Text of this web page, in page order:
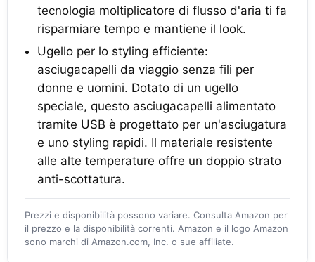
tecnologia moltiplicatore di flusso d'aria ti fa
risparmiare tempo e mantiene il look.
Ugello per lo styling efficiente:
asciugacapelli da viaggio senza fili per
donne e uomini. Dotato di un ugello
speciale, questo asciugacapelli alimentato
tramite USB è progettato per un'asciugatura
e uno styling rapidi. Il materiale resistente
alle alte temperature offre un doppio strato
anti-scottatura.
Prezzi e disponibilità possono variare. Consulta Amazon per
il prezzo e la disponibilità correnti. Amazon e il logo Amazon
sono marchi di Amazon.com, Inc. o sue affiliate.